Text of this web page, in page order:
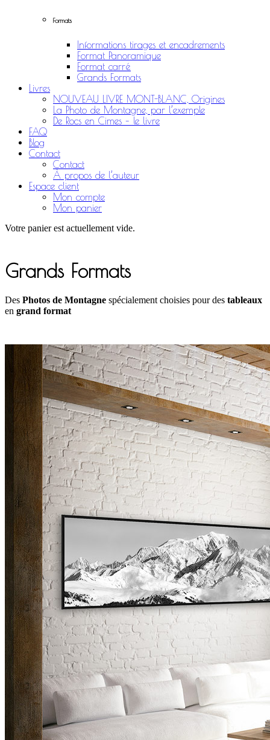
Formats
Informations tirages et encadrements
Format Panoramique
Format carré
Grands Formats
Livres
NOUVEAU LIVRE MONT-BLANC, Origines
La Photo de Montagne, par l’exemple
De Rocs en Cimes – le livre
FAQ
Blog
Contact
Contact
À propos de l’auteur
Espace client
Mon compte
Mon panier
Votre panier est actuellement vide.
Grands Formats
Des Photos de Montagne spécialement choisies pour des tableaux
en grand format